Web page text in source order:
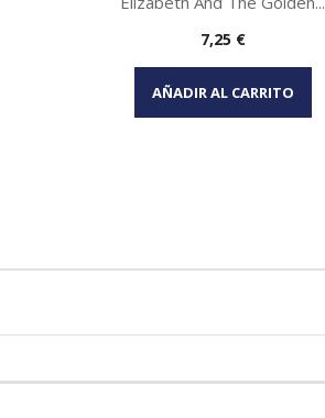
Vista rápida
Precio
7,25 €
AÑADIR AL CARRITO